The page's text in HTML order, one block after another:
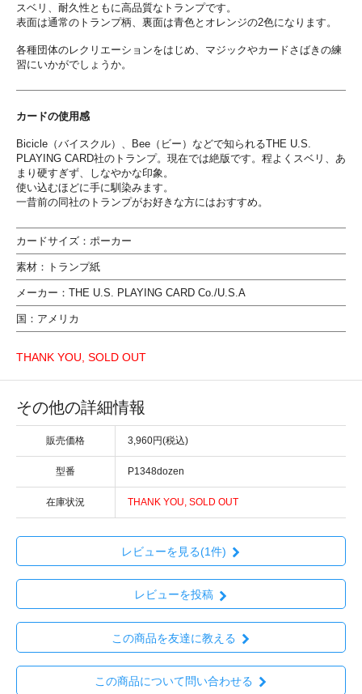
スベリ、耐久性ともに高品質なトランプです。
表面は通常のトランプ柄、裏面は青色とオレンジの2色になります。
各種団体のレクリエーションをはじめ、マジックやカードさばきの練
習にいかがでしょうか。
カードの使用感
Bicicle（バイスクル）、Bee（ビー）などで知られるTHE U.S.
PLAYING CARD社のトランプ。現在では絶版です。程よくスベリ、あ
まり硬すぎず、しなやかな印象。
使い込むほどに手に馴染みます。
一昔前の同社のトランプがお好きな方にはおすすめ。
カードサイズ：ポーカー
素材：トランプ紙
メーカー：THE U.S. PLAYING CARD Co./U.S.A
国：アメリカ
THANK YOU, SOLD OUT
その他の詳細情報
販売価格 3,960円(税込)
型番 P1348dozen
在庫状況 THANK YOU, SOLD OUT
レビューを見る(1件)
レビューを投稿
この商品を友達に教える
この商品について問い合わせる